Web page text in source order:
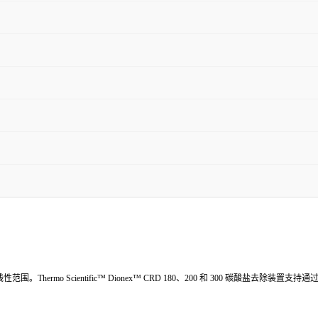
范围。Thermo Scientific™ Dionex™ CRD 180、200 和 300 碳酸盐去除装置支持